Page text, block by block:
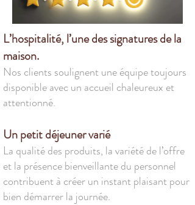
L’hospitalité, l’une des signatures de la
maison.
Nos clients soulignent une équipe toujours
disponible avec un accueil chaleureux et
attentionné.
​Un petit déjeuner varié
La qualité des produits, la variété de l’offre
et la présence bienveillante du personnel
contribuent à créer un instant plaisant pour
bien démarrer la journée.